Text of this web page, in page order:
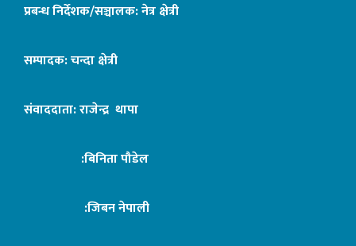
प्रबन्ध निर्देशक/सञ्चालक: नेत्र क्षेत्री
सम्पादक: चन्दा क्षेत्री
संवाददाता: राजेन्द्र थापा
:बिनिता पौडेल
:जिबन नेपाली